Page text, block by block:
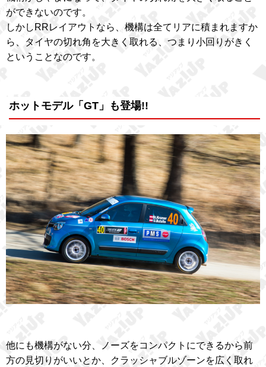
ができないのです。
しかしRRレイアウトなら、機構は全てリアに積まれますか
ら、タイヤの切れ角を大きく取れる、つまり小回りがきく
ということなのです。
ホットモデル「GT」も登場!!
他にも機構がない分、ノーズをコンパクトにできるから前
方の見切りがいいとか、クラッシャブルゾーンを広く取れ